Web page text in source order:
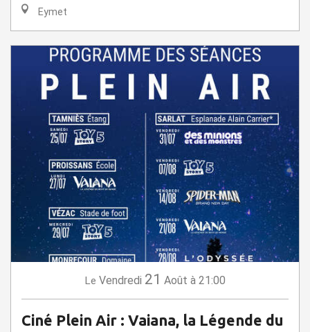
Eymet
Le Vendredi 21 Août à 21:00
Ciné Plein Air : Vaiana, la Légende du